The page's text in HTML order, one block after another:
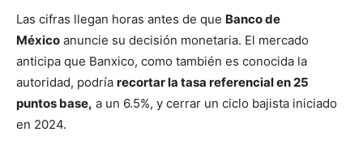
Las cifras llegan horas antes de que Banco de
México anuncie su decisión monetaria. El mercado
anticipa que Banxico, como también es conocida la
autoridad, podría recortar la tasa referencial en 25
puntos base, a un 6.5%, y cerrar un ciclo bajista iniciado
en 2024.